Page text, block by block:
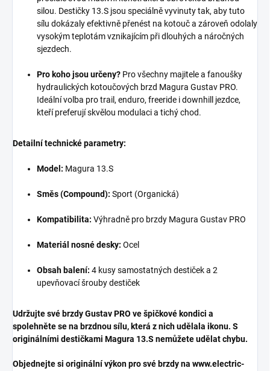
silou. Destičky 13.S jsou speciálně vyvinuty tak, aby tuto
sílu dokázaly efektivně přenést na kotouč a zároveň odolaly
vysokým teplotám vznikajícím při dlouhých a náročných
sjezdech.
Pro koho jsou určeny? Pro všechny majitele a fanoušky
hydraulických kotoučových brzd Magura Gustav PRO.
Ideální volba pro trail, enduro, freeride i downhill jezdce,
kteří preferují skvělou modulaci a tichý chod.
Detailní technické parametry:
Model: Magura 13.S
Směs (Compound): Sport (Organická)
Kompatibilita: Výhradně pro brzdy Magura Gustav PRO
Materiál nosné desky: Ocel
Obsah balení: 4 kusy samostatných destiček a 2
upevňovací šrouby destiček
Udržujte své brzdy Gustav PRO ve špičkové kondici a
spolehněte se na brzdnou sílu, která z nich udělala ikonu. S
originálními destičkami Magura 13.S nemůžete udělat chybu.
Objednejte si originální výkon pro své brzdy na www.electric-